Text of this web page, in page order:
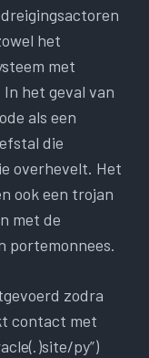
het
met
het geval van
als een
die
overhevelt. Het
ook een trojan
met de
portemonnees.
zodra
contact met
py”)